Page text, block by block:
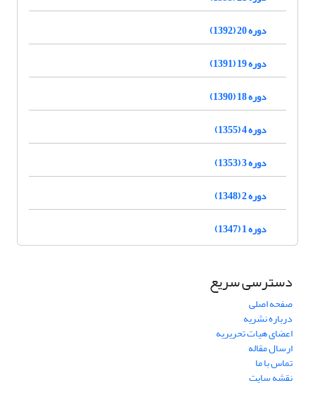
دوره 20 (1392)
دوره 19 (1391)
دوره 18 (1390)
دوره 4 (1355)
دوره 3 (1353)
دوره 2 (1348)
دوره 1 (1347)
دسترسی سریع
صفحه اصلی
درباره نشریه
اعضای هیات تحریریه
ارسال مقاله
تماس با ما
نقشه سایت